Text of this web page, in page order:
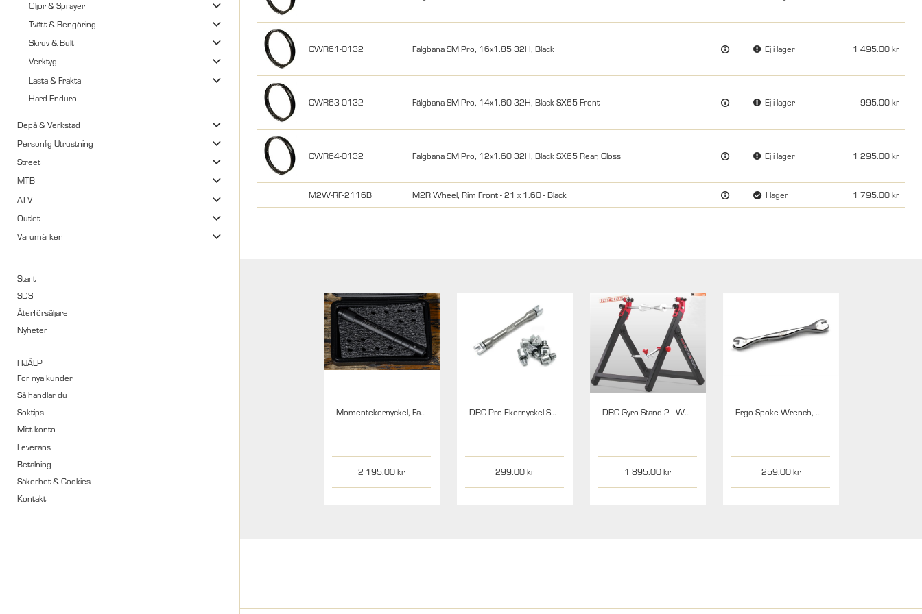
Oljor & Sprayer
Tvätt & Rengöring
Skruv & Bult
Verktyg
Lasta & Frakta
Hard Enduro
Depå & Verkstad
Personlig Utrustning
Street
MTB
ATV
Outlet
Varumärken
Start
SDS
Återförsäljare
Nyheter
HJÄLP
För nya kunder
Så handlar du
Söktips
Mitt konto
Leverans
Betalning
Säkerhet & Cookies
Kontakt
CWR61-0132 Fälgbana SM Pro, 16x1.85 32H, Black Ej i lager 1 495.00
CWR63-0132 Fälgbana SM Pro, 14x1.60 32H, Black SX65 Front Ej i lager 995.00
CWR64-0132 Fälgbana SM Pro, 12x1.60 32H, Black SX65 Rear, Gloss Ej i lager 1 295.00
M2W-RF-2116B M2R Wheel, Rim Front - 21 x 1.60 - Black I lager 1 795.00
Momentekernyckel, Fasst Company
2 195.00
DRC Pro Ekernyckel Småhojar 4.0/5.0, 8 storlekar Ti-Color
299.00
DRC Gyro Stand 2 - Wheel truing stand
1 895.00
Ergo Spoke Wrench, 7.0mm
259.00